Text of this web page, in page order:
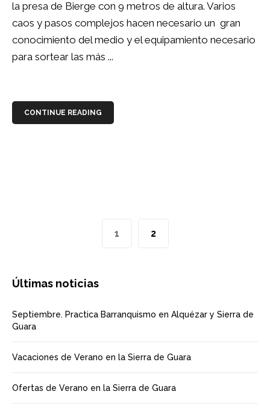
la presa de Bierge con 9 metros de altura. Varios
caos y pasos complejos hacen necesario un gran
conocimiento del medio y el equipamiento necesario
para sortear las más ...
CONTINUE READING
1 2
Últimas noticias
Septiembre. Practica Barranquismo en Alquézar y Sierra de
Guara
Vacaciones de Verano en la Sierra de Guara
Ofertas de Verano en la Sierra de Guara